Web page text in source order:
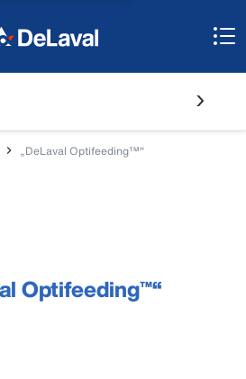
„DeLaval Optifeeding™"
Optifeeding™“